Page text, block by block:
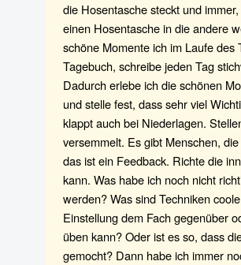
die Hosentasche steckt und
einen Hosentasche in die andere
schöne Momente ich im Laufe
Tagebuch, schreibe jeden Tag
Dadurch erlebe ich die schönen
und stelle fest, dass sehr viel
klappt auch bei Niederlagen.
versemmelt. Es gibt Menschen,
das ist ein Feedback. Richte die
kann. Was habe ich noch nicht
werden? Was sind Techniken
Einstellung dem Fach gegenüber
üben kann? Oder ist es so, dass
gemocht? Dann habe ich immer